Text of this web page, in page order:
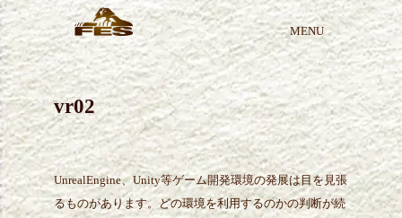
Skip
to
content
FES株式会社
3Dモデリング 3Dスキャン CNC大型切削 発泡成型 FRP造形
MENU
vr02
UnrealEngine、Unity等ゲーム開発環境の発展は目を見張
るものがあります。どの環境を利用するのかの判断が続